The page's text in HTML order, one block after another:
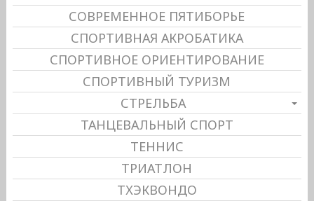
СОВРЕМЕННОЕ ПЯТИБОРЬЕ
СПОРТИВНАЯ АКРОБАТИКА
СПОРТИВНОЕ ОРИЕНТИРОВАНИЕ
СПОРТИВНЫЙ ТУРИЗМ
СТРЕЛЬБА
ТАНЦЕВАЛЬНЫЙ СПОРТ
ТЕННИС
ТРИАТЛОН
ТХЭКВОНДО